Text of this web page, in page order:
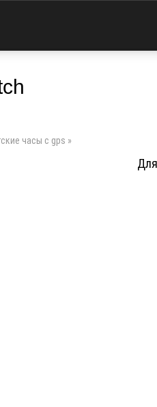
часы с gps »